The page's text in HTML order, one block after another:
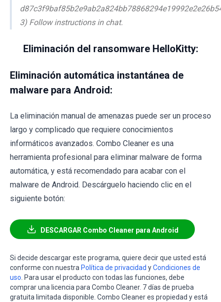
3) Follow instructions in chat.
Eliminación del ransomware HelloKitty:
Eliminación automática instantánea de
malware para Android:
La eliminación manual de amenazas puede ser un proceso
largo y complicado que requiere conocimientos
informáticos avanzados. Combo Cleaner es una
herramienta profesional para eliminar malware de forma
automática, y está recomendado para acabar con el
malware de Android. Descárguelo haciendo clic en el
siguiente botón:
DESCARGAR Combo Cleaner para Android
Si decide descargar este programa, quiere decir que usted está
conforme con nuestra Política de privacidad yCondiciones de
uso . Para usar el producto con todas las funciones, debe
comprar una licencia para Combo Cleaner. 7 días de prueba
gratuita limitada disponible. Combo Cleaner es propiedad y está